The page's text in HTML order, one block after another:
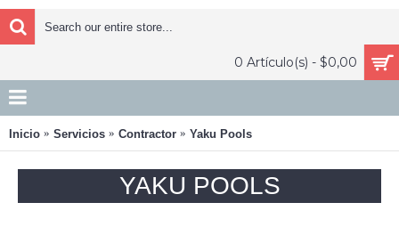
0 Artículo(s) - $0,00
Inicio Servicios Contractor Yaku Pools
YAKU POOLS